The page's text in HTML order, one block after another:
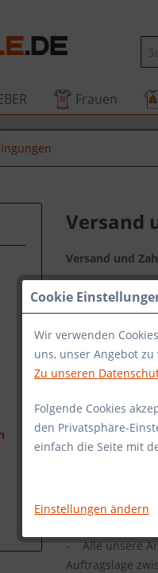
Frauen
Versand
Versand und
Versandkosten
Versand
- Kleinwaren /
- T-Shirts: 3,90€
- Hoodies oder
- Der Versand
- Als
- Alle unsere
Auftragslage
Cookie
Wir verwenden
uns, unser Angebot
Zu unseren
Folgende Cookies
den Privatsphäre-
einfach die Seite mit
Einstellungen ändern